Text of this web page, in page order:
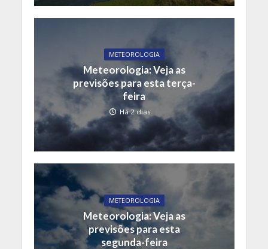
METEOROLOGIA
Meteorologia: Veja as
previsões para esta terça-
feira
Há 2 dias
METEOROLOGIA
Meteorologia: Veja as
previsões para esta
segunda-feira